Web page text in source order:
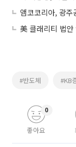
#반도체 #KB
좋아요
0